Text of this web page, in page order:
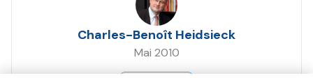
Charles-Benoît Heidsieck
Mai 2010